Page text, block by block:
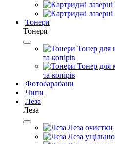
Тонери
Тонери
Тонер для
та копірів
Тонер для
та копірів
Фотобарабани
Чипи
Леза
Леза
Леза очистки
Леза